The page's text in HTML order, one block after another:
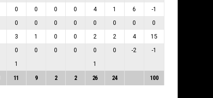
0 0 0 0 4 1 6 -1
0 0 0 0 0 0 0 0
3 1 0 0 2 2 4 15
0 0 0 0 0 0 -2
-1
1 1
11 9 2 2 26 24 100